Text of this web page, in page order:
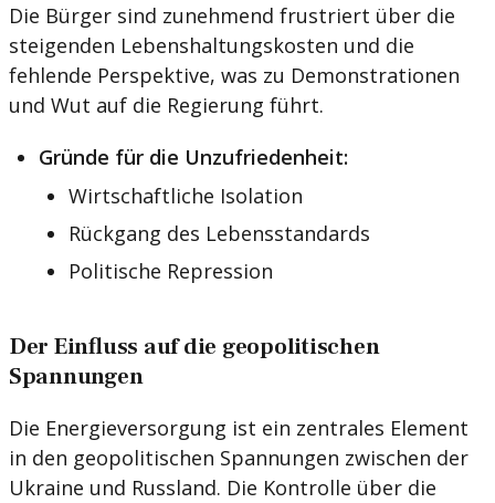
Die Bürger sind zunehmend frustriert über die
steigenden Lebenshaltungskosten und die
fehlende Perspektive, was zu Demonstrationen
und Wut auf die Regierung führt.
Gründe für die Unzufriedenheit:
Wirtschaftliche Isolation
Rückgang des Lebensstandards
Politische Repression
Der Einfluss auf die geopolitischen
Spannungen
Die Energieversorgung ist ein zentrales Element
in den geopolitischen Spannungen zwischen der
Ukraine und Russland. Die Kontrolle über die